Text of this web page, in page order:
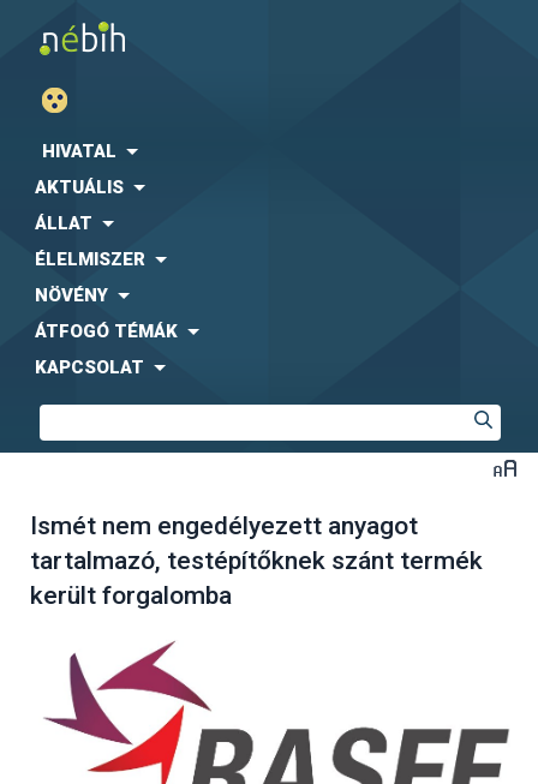
HIVATAL
AKTUÁLIS
ÁLLAT
ÉLELMISZER
NÖVÉNY
ÁTFOGÓ TÉMÁK
KAPCSOLAT
Ismét nem engedélyezett anyagot
tartalmazó, testépítőknek szánt termék
került forgalomba